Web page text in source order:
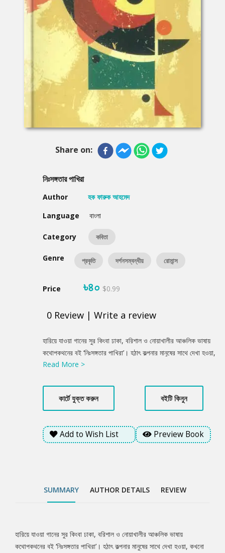
Share on:
নিঃসঙ্গতার পাখিরা
Author
হক ফারুক আহমেদ
Language
বাংলা
Category কবিতা
Genre প্রকৃতি দর্শনসম্বন্ধীয় রোমান্স
Price ৳৪০ $0.99
0 Review | Write a review
Product
Summery
হারিয়ে যাওয়া গানের সুর কিংবা ঢাকা, বরিশাল ও নোয়াখালীর আঞ্চলিক ভাষায়
কথোপকথনের বই ‘নিঃসঙ্গতার পাখিরা’। হঠাৎ কল্পনার মানুষের সাথে দেখা হওয়া,
কখনো বিস্ময়, মুঠো কুয়াশার ভোর, আকাশ দেখা, আগস্টের বৃষ্টি কিংবা যন্ত্রণারা
নিঃসঙ্গতার শব্দ, অদৃশ্য বেদনাকে কেন্দ্র করে কবিতা কখনো চলে গিয়েছে বহু দূর
পথে, আবার তাৎক্ষণিক ফিরে এসেছে পুরানো স্মৃতির শহরে! স্মৃতির মুহূর্তকে মনের
সুতোয় আবদ্ধ করে এক অনন্য মালা গাঁথতে চেয়েছেন কবি। তিনি কতটা সার্থক
হয়েছেন তার পাঠকই বলতে পারবেন।
Read More >
কার্টে যুক্ত করুন বইটি কিনুন
Add to Wish List Preview Book
SUMMARY AUTHOR DETAILS REVIEW
Tab
হারিয়ে যাওয়া গানের সুর কিংবা ঢাকা, বরিশাল ও নোয়াখালীর আঞ্চলিক ভাষায়
কথোপকথনের বই ‘নিঃসঙ্গতার পাখিরা’। হঠাৎ কল্পনার মানুষের সাথে দেখা হওয়া, কখনো